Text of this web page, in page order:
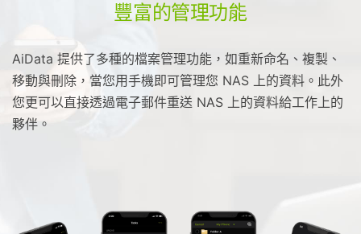
豐富的管理功能
AiData 提供了多種的檔案管理功能，如重新命名、複製、
移動與刪除，當您用手機即可管理您 NAS 上的資料。此外
您更可以直接透過電子郵件重送 NAS 上的資料給工作上的
夥伴。